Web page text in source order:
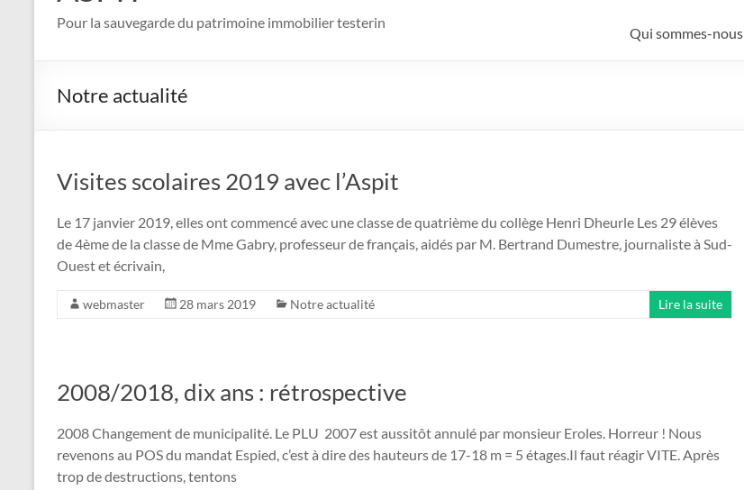
Pour la sauvegarde du patrimoine immobilier testerin
Qui sommes-nous
Notre actualité
Visites scolaires 2019 avec l’Aspit
Le 17 janvier 2019, elles ont commencé avec une classe de quatrième du collège Henri Dheurle Les 29 élèves
de 4ème de la classe de Mme Gabry, professeur de français, aidés par M. Bertrand Dumestre, journaliste à Sud-
Ouest et écrivain,
webmaster 28 mars 2019 Notre actualité Lire la suite
2008/2018, dix ans : rétrospective
2008 Changement de municipalité. Le PLU 2007 est aussitôt annulé par monsieur Eroles. Horreur ! Nous
revenons au POS du mandat Espied, c’est à dire des hauteurs de 17-18 m = 5 étages.Il faut réagir VITE. Après
trop de destructions, tentons